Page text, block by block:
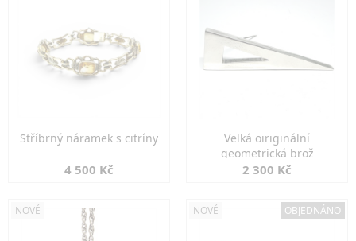
Stříbrný náramek s citríny
4 500 Kč
Velká oiriginální
geometrická brož
2 300 Kč
NOVÉ NOVÉ OBJEDNÁNO